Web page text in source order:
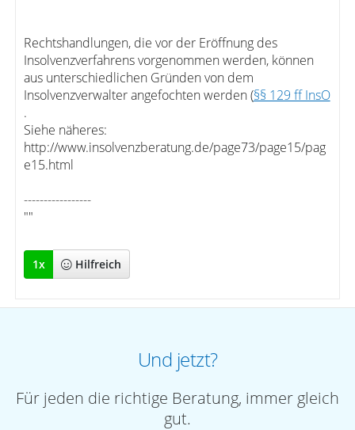
Rechtshandlungen, die vor der Eröffnung des
Insolvenzverfahrens vorgenommen werden, können
aus unterschiedlichen Gründen von dem
Insolvenzverwalter angefochten werden (§§ 129 ff InsO
.
Siehe näheres:
http://www.insolvenzberatung.de/page73/page15/pag
e15.html
-----------------
""
1x Hilfreich
Und jetzt?
Für jeden die richtige Beratung, immer gleich
gut.